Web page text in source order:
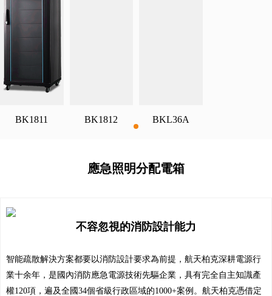
BK1811 BK1812 BKL36A
應急照明分配電箱
不容忽視的消防設計能力
智能疏散解決方案都要以消防設計要求為前提，航天柏克深耕電源行
業十余年，是國內消防應急電源技術先驅企業，具有完全自主知識產
權120項，遍及全國34個省級行政區域的1000+案例。航天柏克憑借定